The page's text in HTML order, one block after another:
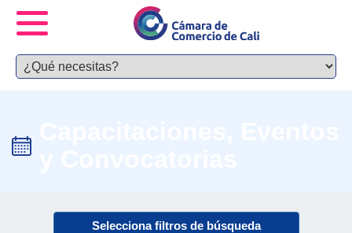
Selecciona filtros de búsqueda